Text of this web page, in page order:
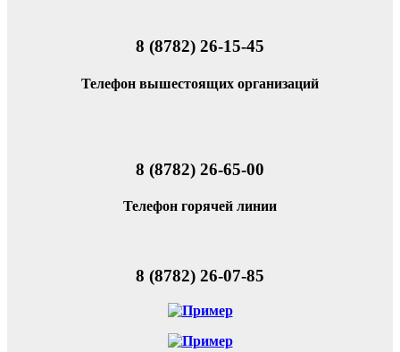
8 (8782) 26-15-45
Телефон вышестоящих организаций
8 (8782) 26-65-00
Телефон горячей линии
8 (8782) 26-07-85